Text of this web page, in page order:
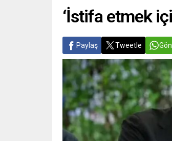
‘İstifa etmek
Paylaş Tweetle